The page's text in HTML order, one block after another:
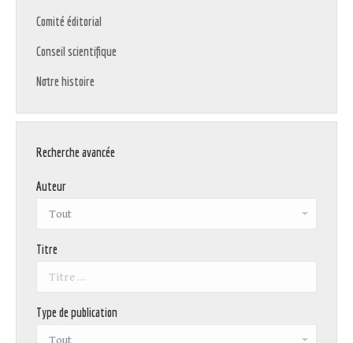
Comité éditorial
Conseil scientifique
Notre histoire
Recherche avancée
Auteur
Titre
Type de publication